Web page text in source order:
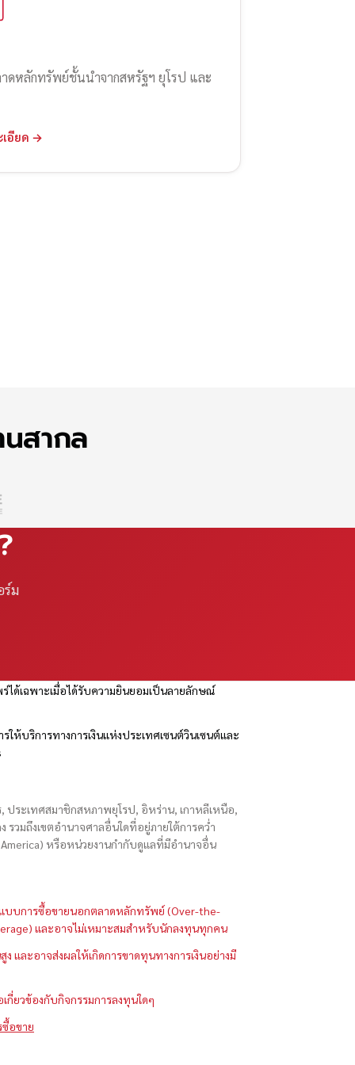
ดหลักทรัพย์ชั้นนำจากสหรัฐฯ ยุโรป และ
เอียด →
สากล
ร์ม
ได้เฉพาะเมื่อได้รับความยินยอมเป็นลายลักษณ์
ห้บริการทางการเงินแห่งประเทศเซนต์วินเซนต์และ
ประเทศสมาชิกสหภาพยุโรป, อิหร่าน, เกาหลีเหนือ,
รวมถึงเขตอำนาจศาลอื่นใดที่อยู่ภายใต้การคว่ำ
หรือหน่วยงานกำกับดูแลที่มีอำนาจอื่น
แบบการซื้อขายนอกตลาดหลักทรัพย์ (Over-the-
และอาจไม่เหมาะสมสำหรับนักลงทุนทุกคน
ง และอาจส่งผลให้เกิดการขาดทุนทางการเงินอย่างมี
กี่ยวข้องกับกิจกรรมการลงทุนใดๆ
ซื้อขาย